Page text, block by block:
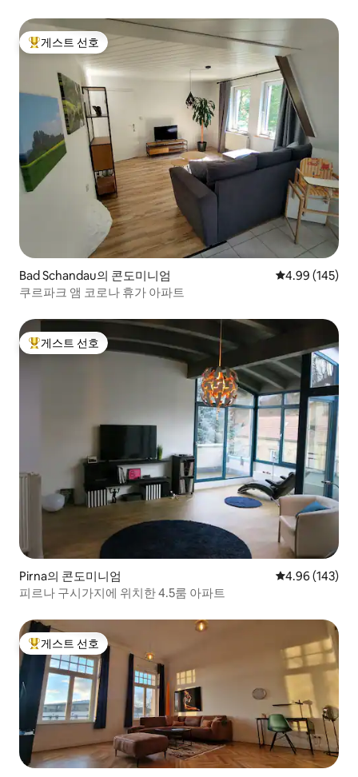
상위 게스트 선호
게스트 선호
Bad Schandau의 콘도미니엄 평점 4.99점(5
4.99 (145)
쿠르파크 앰 코로나 휴가 아파트
상위 게스트 선호
게스트 선호
Pirna의 콘도미니엄 평점 4.96점(5
4.96 (143)
피르나 구시가지에 위치한 4.5룸 아파트
상위 게스트 선호
게스트 선호